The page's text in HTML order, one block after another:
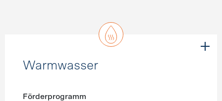
Warmwasser
Förderprogramm